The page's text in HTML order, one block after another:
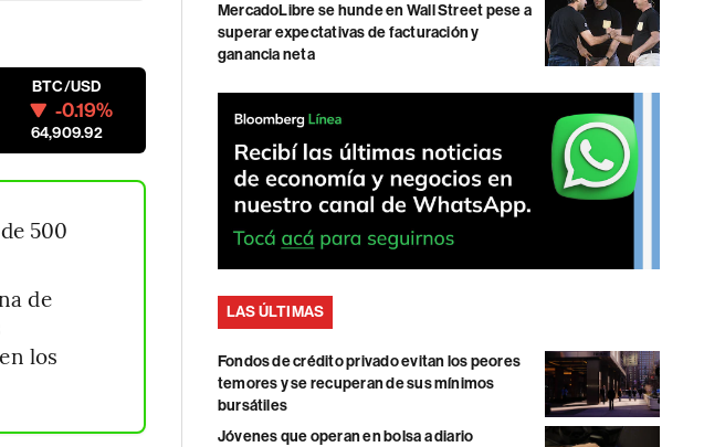
BTC/USD
-0.19%
64,909.92
500
de
los
MercadoLibre se hunde en Wall Street pese a
superar expectativas de facturación y
ganancia neta
LAS ÚLTIMAS
Fondos de crédito privado evitan los peores
temores y se recuperan de sus mínimos
bursátiles
Jóvenes que operan en bolsa a diario